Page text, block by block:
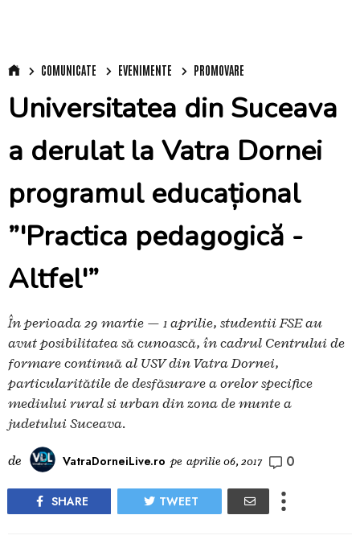
COMUNICATE EVENIMENTE PROMOVARE
Universitatea din Suceava
a derulat la Vatra Dornei
programul educațional
”'Practica pedagogică -
Altfel'”
În perioada 29 martie — 1 aprilie, studenții FSE au
avut posibilitatea să cunoască, în cadrul Centrului de
formare continuă al USV din Vatra Dornei,
particularitățile de desfășurare a orelor specifice
mediului rural și urban din zona de munte a
județului Suceava.
de VatraDorneiLive.ro pe aprilie 06, 2017 0
SHARE TWEET